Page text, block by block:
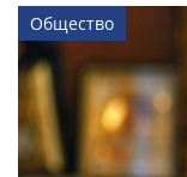
Общество